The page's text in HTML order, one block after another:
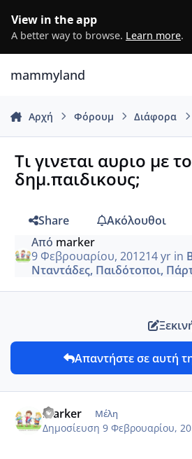
View in the app
A better way to browse. Learn more.
mammyland
Αρχή Φόρουμ Διάφορα
Τι γινεται αυριο με
δημ.παιδικους;
Share
Ακόλουθοι
Από marker
9 Φεβρουαρίου, 201214 yrin
Νταντάδες, Παιδότοποι,
Απαντήστε σε αυτή
marker Μέλη
Δημοσίευση 9 Φεβρουαρίου,